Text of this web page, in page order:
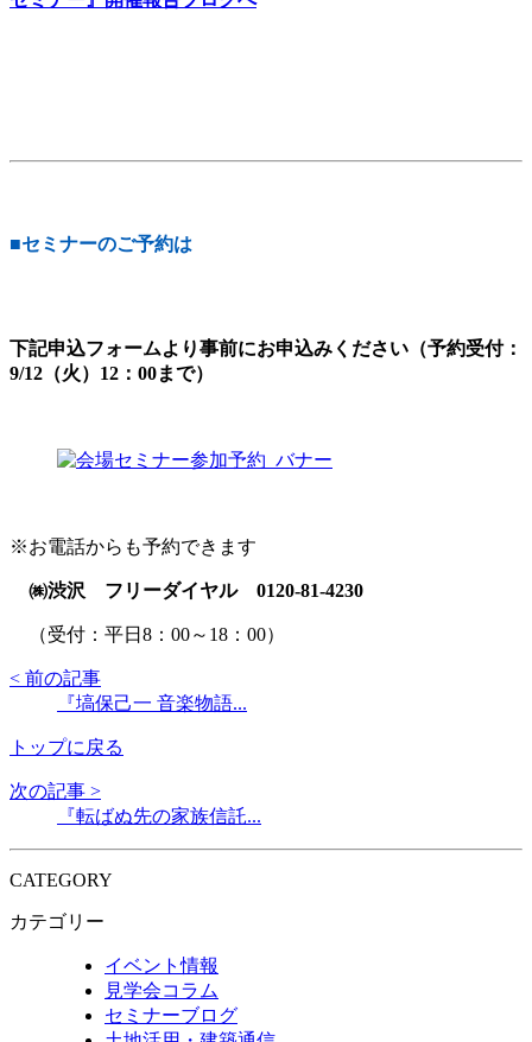
■セミナーのご予約は
下記申込フォームより事前にお申込みください（予約受付：
9/12（火）12：00まで）
※お電話からも予約できます
㈱渋沢 フリーダイヤル 0120-81-4230
（受付：平日8：00～18：00）
< 前の記事
『塙保己一 音楽物語...
トップに戻る
次の記事 >
『転ばぬ先の家族信託...
CATEGORY
カテゴリー
イベント情報
見学会コラム
セミナーブログ